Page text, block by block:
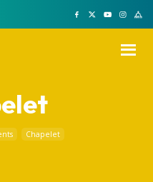
Chapelet